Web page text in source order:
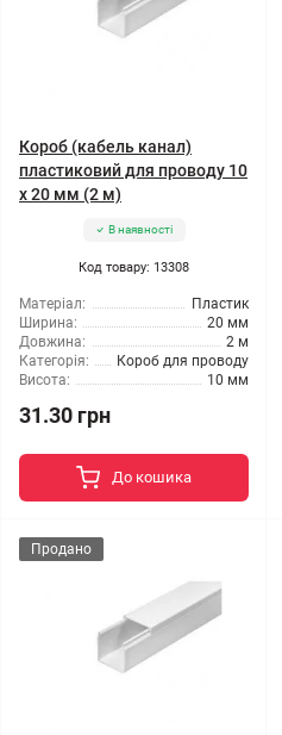
Короб (кабель канал)
пластиковий для проводу 10
х 20 мм (2 м)
В наявності
Код товару: 13308
Матеріал:
Пластик
Ширина:
20 мм
Довжина:
2 м
Категорія:
Короб для проводу
Висота:
10 мм
31.30 грн
До кошика
Продано